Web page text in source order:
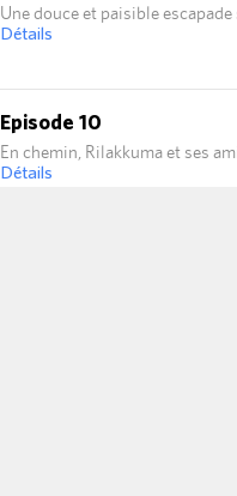
Une douce et paisible escapade
Détails
Episode 10
En chemin, Rilakkuma et ses
Détails